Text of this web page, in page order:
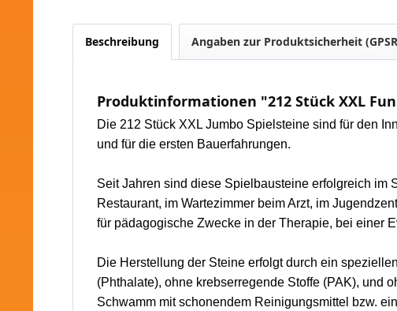
Beschreibung Angaben zur Produktsicherheit
Produktinformationen "212 Stück XXL
Die 212 Stück XXL Jumbo Spielsteine sind für den
und für die ersten Bauerfahrungen.
Seit Jahren sind diese Spielbausteine erfolgreich im
Restaurant, im Wartezimmer beim Arzt, im
für pädagogische Zwecke in der Therapie, bei einer
Die Herstellung der Steine erfolgt durch ein
(Phthalate), ohne krebserregende Stoffe (PAK), und
Schwamm mit schonendem Reinigungsmittel bzw.